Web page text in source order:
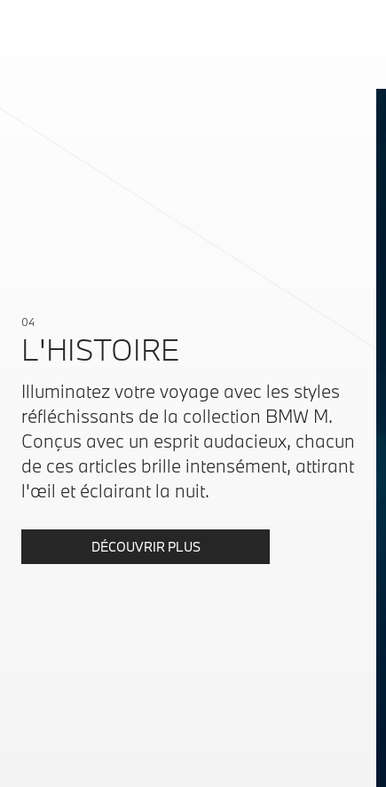
04
L'HISTOIRE
Illuminatez votre voyage avec les styles
réfléchissants de la collection BMW M.
Conçus avec un esprit audacieux, chacun
de ces articles brille intensément, attirant
l'œil et éclairant la nuit.
DÉCOUVRIR PLUS